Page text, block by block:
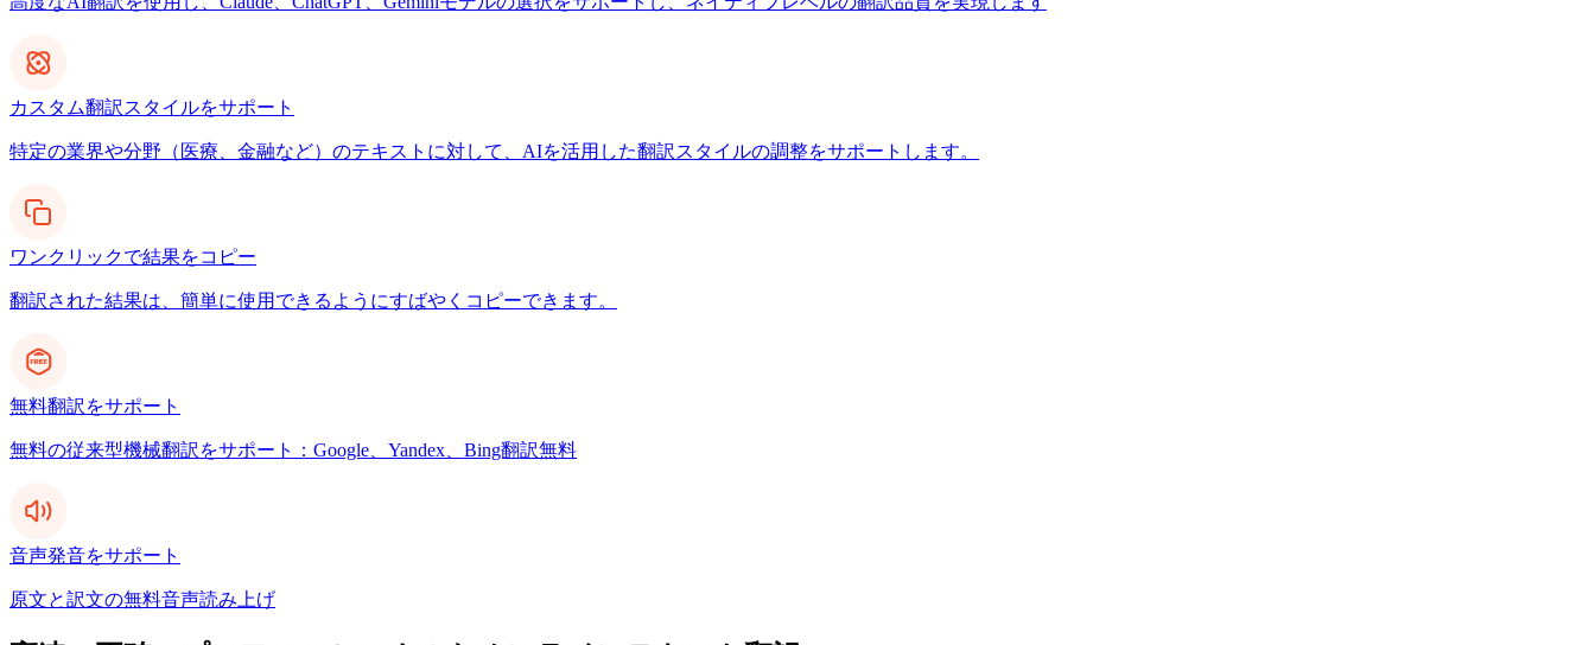
カスタム翻訳スタイルをサポート
特定の業界や分野（医療、金融など）のテキストに対して、AIを活用した翻訳スタイルの調整をサポートします。
ワンクリックで結果をコピー
翻訳された結果は、簡単に使用できるようにすばやくコピーできます。
無料翻訳をサポート
無料の従来型機械翻訳をサポート：Google、Yandex、Bing翻訳無料
音声発音をサポート
原文と訳文の無料音声読み上げ